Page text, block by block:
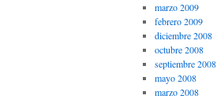
marzo 2009
febrero 2009
diciembre 2008
octubre 2008
septiembre 2008
mayo 2008
marzo 2008